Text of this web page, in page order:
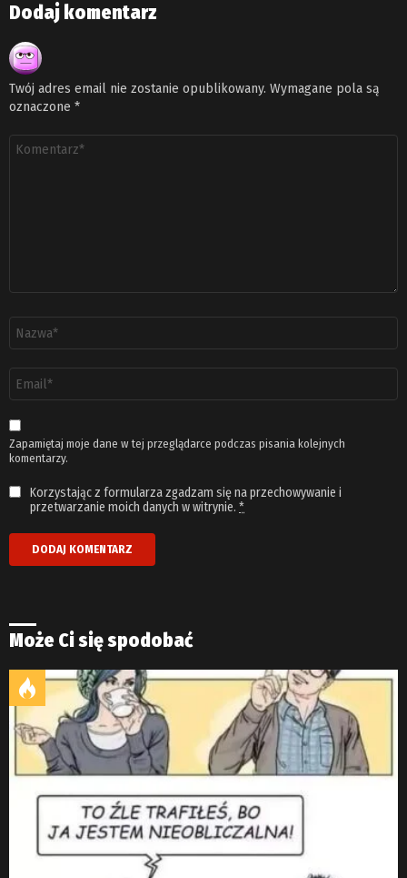
Dodaj komentarz
Twój adres email nie zostanie opublikowany. Wymagane pola są
oznaczone *
Komentarz
email
*
Zapamiętaj moje dane w tej przeglądarce podczas pisania kolejnych
komentarzy.
Korzystając z formularza zgadzam się na przechowywanie i
przetwarzanie moich danych w witrynie. *
Może Ci się spodobać